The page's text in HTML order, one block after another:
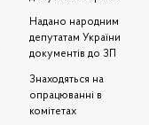
Надано народним
депутатам України
документів до ЗП
Знаходяться на
опрацюванні в
комітетах